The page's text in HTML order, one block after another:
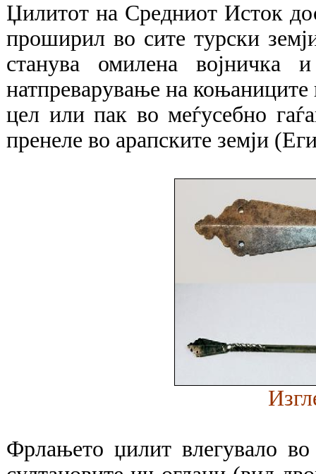
Џилитот на Средниот Исток
проширил во сите турски
станува омилена војничка
натпреварување на
цел или пак во меѓусебно
пренеле во арапските земји
Фрлањето џилит влегувало